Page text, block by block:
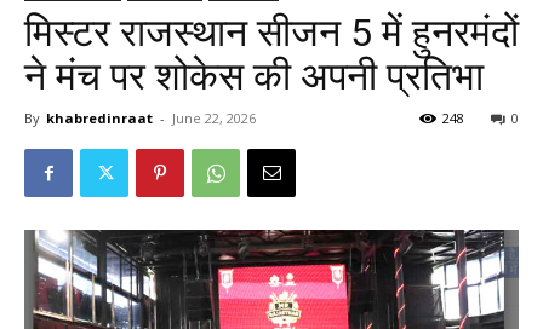
मिस्टर राजस्थान सीजन 5 में हुनरमंदों
ने मंच पर शोकेस की अपनी प्रतिभा
By khabredinraat - June 22, 2026 0
248